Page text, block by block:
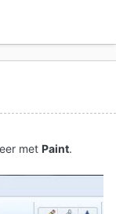
met Paint.